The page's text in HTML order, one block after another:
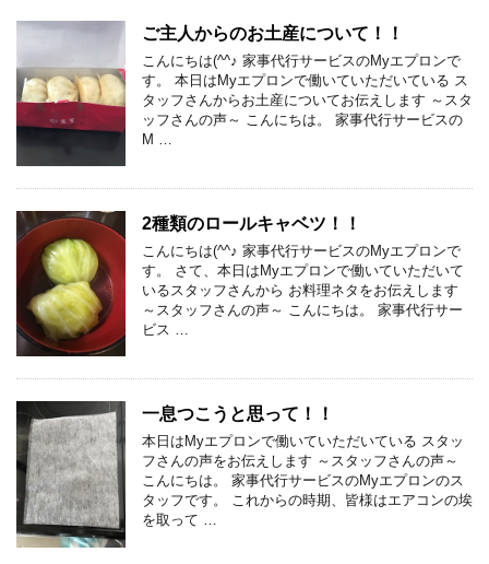
ご主人からのお土産について！！
こんにちは(^^♪ 家事代行サービスのMyエプロンで
す。 本日はMyエプロンで働いていただいている ス
タッフさんからお土産についてお伝えします ～スタ
ッフさんの声～ こんにちは。 家事代行サービスの
M …
2種類のロールキャベツ！！
こんにちは(^^♪ 家事代行サービスのMyエプロンで
す。 さて、本日はMyエプロンで働いていただいて
いるスタッフさんから お料理ネタをお伝えします
～スタッフさんの声～ こんにちは。 家事代行サー
ビス …
一息つこうと思って！！
本日はMyエプロンで働いていただいている スタッ
フさんの声をお伝えします ～スタッフさんの声～
こんにちは。 家事代行サービスのMyエプロンのス
タッフです。 これからの時期、皆様はエアコンの埃
を取って …